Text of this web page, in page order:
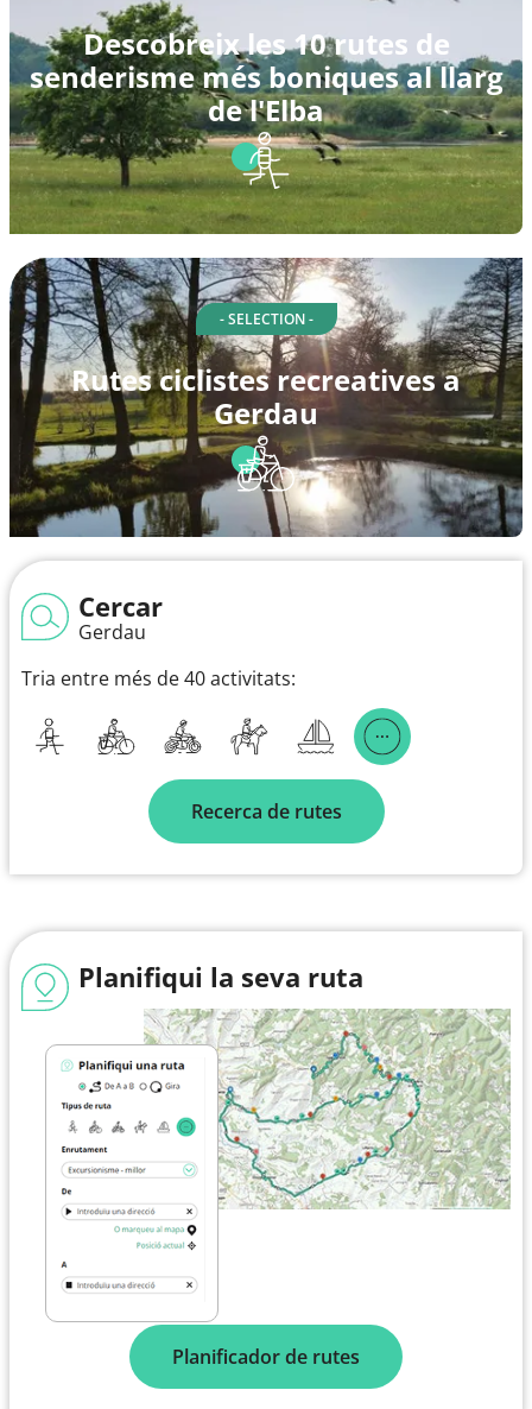
Descobreix les 10 rutes de
senderisme més boniques al llarg
de l'Elba
- SELECTION -
Rutes ciclistes recreatives a
Gerdau
Cercar
Gerdau
Tria entre més de 40 activitats:
Recerca de rutes
Planifiqui la seva ruta
Planificador de rutes